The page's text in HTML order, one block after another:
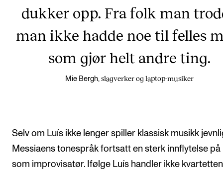
dukker opp. Fra folk man
man ikke hadde noe til felles
som gjør helt andre ting.
Mie Bergh, slagverker og laptop-musiker
Selv om Luís ikke lenger spiller klassisk musikk
Messiaens tonespråk fortsatt en sterk innflytelse på
som improvisatør. Ifølge Luís handler ikke